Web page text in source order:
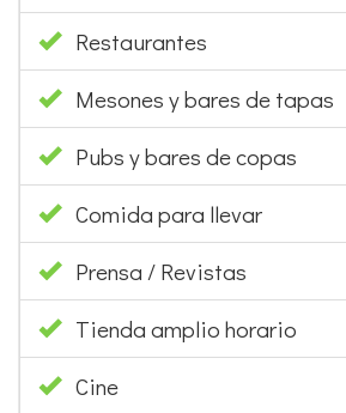
Restaurantes
Mesones y bares de tapas
Pubs y bares de copas
Comida para llevar
Prensa / Revistas
Tienda amplio horario
Cine